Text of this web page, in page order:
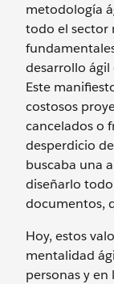
metodología
todo el sector
desarrollo
Este
costosos
cancelados o
desperdicio
buscaba una
diseñarlo
documentos,
Hoy, estos
mentalidad
personas y